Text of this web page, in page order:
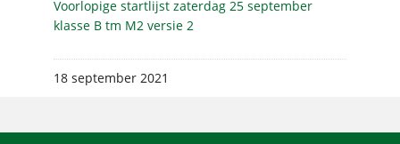
Voorlopige startlijst zaterdag 25 september
klasse B tm M2 versie 2
18 september 2021